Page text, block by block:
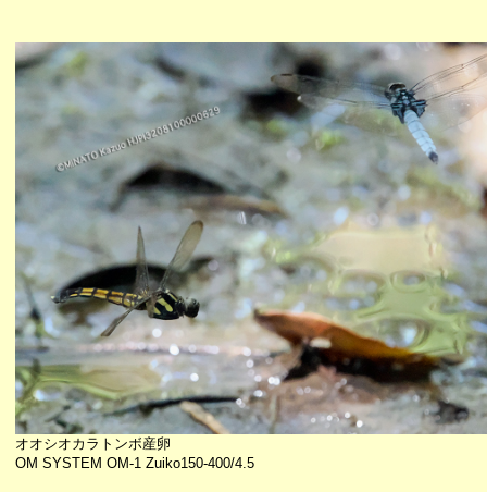
オオシオカラトンボ産卵
OM SYSTEM OM-1 Zuiko150-400/4.5